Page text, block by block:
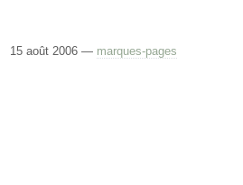
15 août 2006 — marques-pages